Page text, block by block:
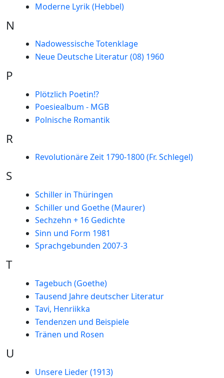
Moderne Lyrik (Hebbel)
N
Nadowessische Totenklage
Neue Deutsche Literatur (08) 1960
P
Plötzlich Poetin!?
Poesiealbum - MGB
Polnische Romantik
R
Revolutionäre Zeit 1790-1800 (Fr. Schlegel)
S
Schiller in Thüringen
Schiller und Goethe (Maurer)
Sechzehn + 16 Gedichte
Sinn und Form 1981
Sprachgebunden 2007-3
T
Tagebuch (Goethe)
Tausend Jahre deutscher Literatur
Tavi, Henriikka
Tendenzen und Beispiele
Tränen und Rosen
U
Unsere Lieder (1913)